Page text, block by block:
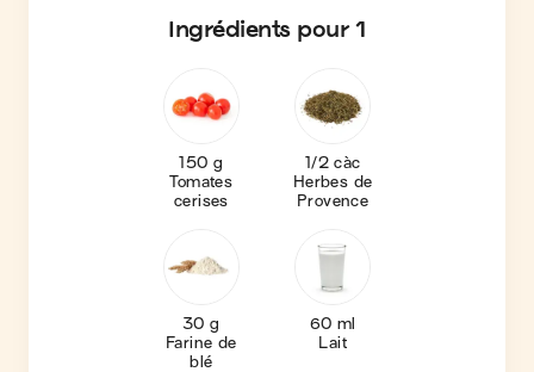
Ingrédients pour 1
150 g
Tomates
cerises
1/2 càc
Herbes de
Provence
30 g
Farine de
blé
60 ml
Lait